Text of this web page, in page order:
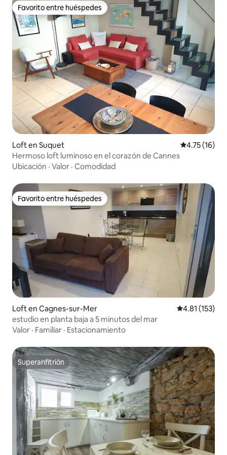
Favorito entre huéspedes
Favorito entre huéspedes
Loft en Suquet Calificación
4.75 (16)
Hermoso loft luminoso en el corazón de Cannes
Ubicación · Valor · Comodidad
Favorito entre huéspedes
Favorito entre huéspedes
Loft en Cagnes-sur-Mer Calificación
4.81 (153)
estudio en planta baja a 5 minutos del mar
Valor · Familiar · Estacionamiento
Superanfitrión
Superanfitrión